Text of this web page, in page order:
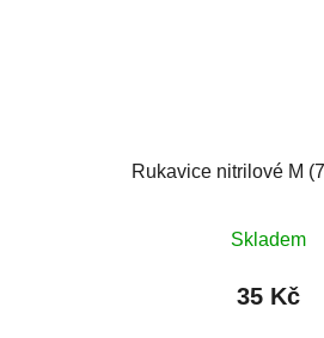
Rukavice nitrilové M
Skladem
35 Kč